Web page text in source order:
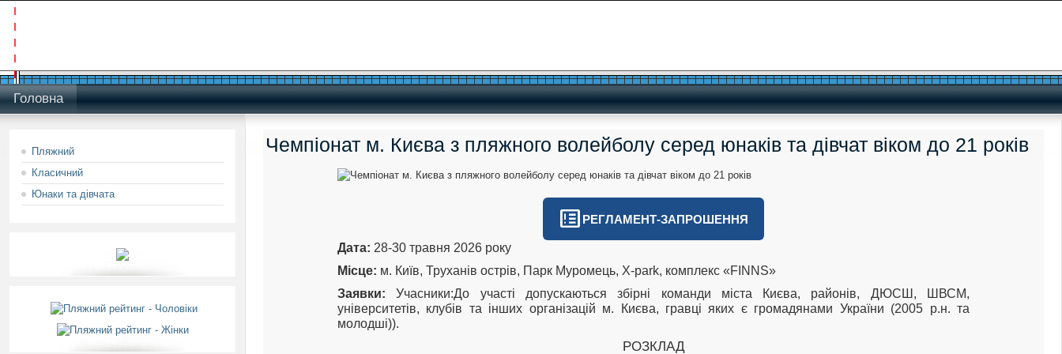
Головна
Пляжний
Класичний
Юнаки та дівчата
Чемпіонат м. Києва з пляжного волейболу серед юнаків та дівчат віком до 21 років
breaking_news РЕГЛАМЕНТ-ЗАПРОШЕННЯ
Дата: 28-30 травня 2026 року
Місце: м. Київ, Труханів острів, Парк Муромець, X-park, комплекс «FINNS»
Заявки:Учасники:До участі допускаються збірні команди міста Києва, районів, ДЮСШ, ШВСМ,
університетів, клубів та інших організацій м. Києва, гравці яких є громадянами України (2005 р.н. та
молодші)).
РОЗКЛАД